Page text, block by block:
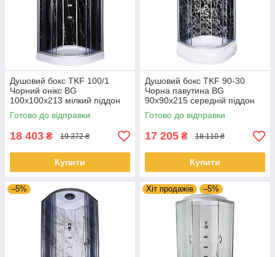
Душовий бокс TKF 100/1
Чорний онікс BG
100x100x213 мілкий піддон
Готово до відправки
18 403 ₴ 19 372 ₴
Купити
Душовий бокс TKF 90-30
Чорна павутина BG
90x90x215 середній піддон
Готово до відправки
17 205 ₴ 18 110 ₴
Купити
–5% Хіт продажів –5%